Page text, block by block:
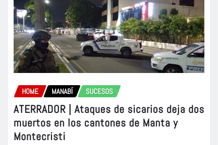
HOME MANABÍ SUCESOS
ATERRADOR | Ataques de sicarios deja dos
muertos en los cantones de Manta y
Montecristi